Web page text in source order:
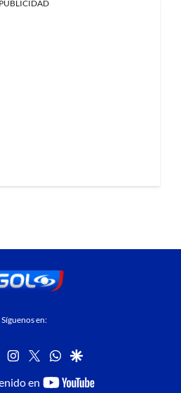
PUBLICIDAD
Síguenos en:
tiktok instagram
twitterwhatsapp
google
en
youtube-